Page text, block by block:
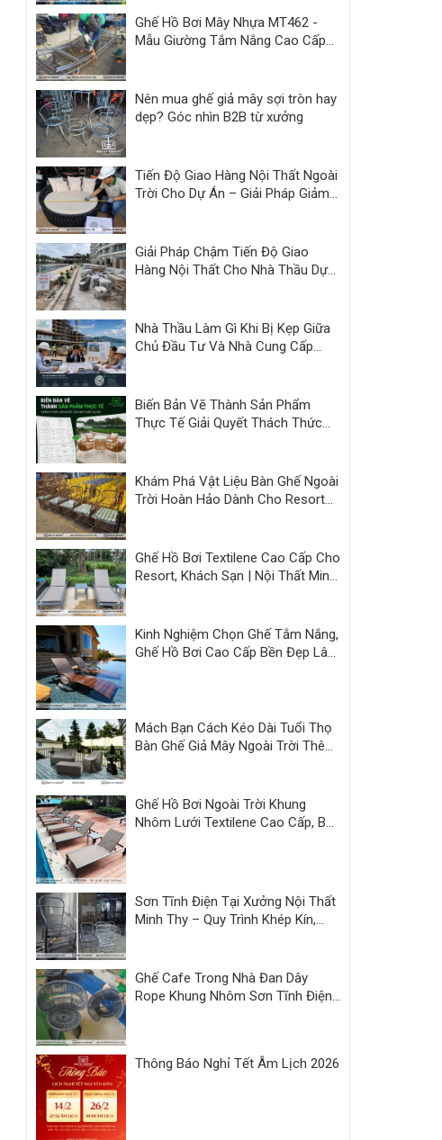
Ghế Hồ Bơi Mây Nhựa MT462 -
Mẫu Giường Tắm Nắng Cao Cấp
Nên mua ghế giả mây sợi tròn hay
dẹp? Góc nhìn B2B từ xưởng
Tiến Độ Giao Hàng Nội Thất Ngoài
Trời Cho Dự Án – Giải Pháp Giảm
Giải Pháp Chậm Tiến Độ Giao
Hàng Nội Thất Cho Nhà Thầu Dự
Nhà Thầu Làm Gì Khi Bị Kẹp Giữa
Chủ Đầu Tư Và Nhà Cung Cấp
Biến Bản Vẽ Thành Sản Phẩm
Thực Tế Giải Quyết Thách Thức
Khám Phá Vật Liệu Bàn Ghế Ngoài
Trời Hoàn Hảo Dành Cho Resort
Ghế Hồ Bơi Textilene Cao Cấp Cho
Resort, Khách Sạn | Nội Thất Minh
Kinh Nghiệm Chọn Ghế Tắm Nắng,
Ghế Hồ Bơi Cao Cấp Bền Đẹp Lâu
Mách Bạn Cách Kéo Dài Tuổi Thọ
Bàn Ghế Giả Mây Ngoài Trời Thêm
Ghế Hồ Bơi Ngoài Trời Khung
Nhôm Lưới Textilene Cao Cấp, Bền
Sơn Tĩnh Điện Tại Xưởng Nội Thất
Minh Thy – Quy Trình Khép Kín,
Ghế Cafe Trong Nhà Đan Dây
Rope Khung Nhôm Sơn Tĩnh Điện |
Thông Báo Nghỉ Tết Âm Lịch 2026